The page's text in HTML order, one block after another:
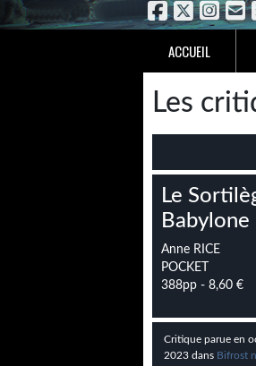
ACCUEIL
Les
Le
Babylone
Anne RICE
POCKET
388pp - 8,60 €
Critique parue en
2023 dans Bifrost